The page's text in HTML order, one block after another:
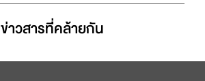
ข่าวสารที่่คล้ายกัน